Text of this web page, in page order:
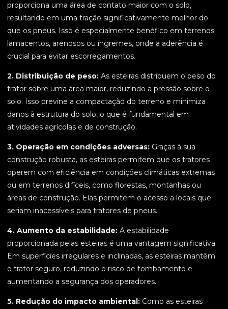
proporciona uma área de contato maior com o solo,
resultando em uma tração significativamente melhor do
que os pneus. Isso é especialmente benéfico em terrenos
lamacentos, arenosos ou íngremes, onde a aderência é
crucial para evitar escorregamentos.
2. Distribuição de peso: As esteiras distribuem o peso do
trator sobre uma área maior, reduzindo a pressão sobre o
solo. Isso previne a compactação do terreno e minimiza
danos à estrutura do solo, o que é fundamental em
atividades agrícolas e de construção.
3. Operação em condições adversas: Graças à sua
construção robusta, as esteiras permitem que os tratores
operem com eficiência em condições climáticas extremas
ou em terrenos difíceis, como florestas, montanhas ou
áreas de construção. Elas permitem o acesso a locais que
seriam inacessíveis para tratores de pneus.
4. Aumento da estabilidade: A estabilidade
proporcionada pelas esteiras é uma vantagem significativa.
Em superfícies irregulares e inclinadas, as esteiras mantêm
o trator seguro, reduzindo o risco de tombamento e
aumentando a segurança dos operadores.
5. Redução do impacto ambiental: Como as esteiras